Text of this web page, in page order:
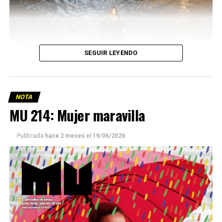
Este número 215 de MU ☝️viene con doble tapa, que
podría ser una frase:
Sin chamuyo, a remarla.
SEGUIR LEYENDO
NOTA
MU 214: Mujer maravilla
Publicada hace 2 meses el 19/06/2026